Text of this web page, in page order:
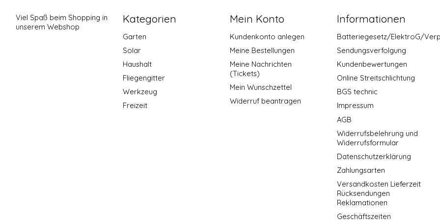
Viel Spaß beim Shopping in
unserem Webshop
Kategorien
Garten
Solar
Haushalt
Fliegengitter
Werkzeug
Freizeit
Mein Konto
Kundenkonto anlegen
Meine Bestellungen
Meine Nachrichten
(Tickets)
Mein Wunschzettel
Widerruf beantragen
Informationen
Batteriegesetz/ElektroG/
Sendungsverfolgung
Kundenbewertungen
Online Streitschlichtung
BGS technic
Impressum
AGB
Widerrufsbelehrung und
Widerrufsformular
Datenschutzerklärung
Zahlungsarten
Versandkosten Lieferzeit
Rücksendungen
Reklamationen
Geschäftszeiten